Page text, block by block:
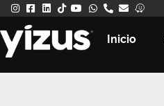
Inicio